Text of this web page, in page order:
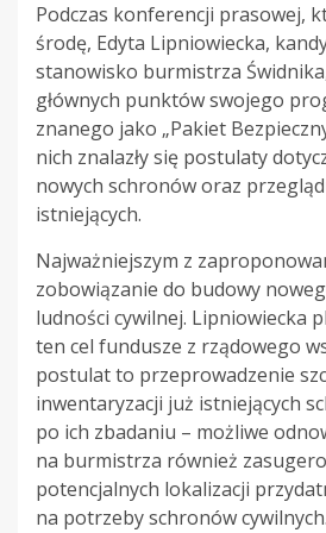
Podczas konferencji prasowej,
środę, Edyta Lipniowiecka,
stanowisko burmistrza
głównych punktów swojego
znanego jako „Pakiet
nich znalazły się postulaty
nowych schronów oraz
istniejących.
Najważniejszym z
zobowiązanie do budowy
ludności cywilnej. Lipniowiecka
ten cel fundusze z rządowego
postulat to przeprowadzenie
inwentaryzacji już istniejących
po ich zbadaniu – możliwe
na burmistrza również
potencjalnych lokalizacji
na potrzeby schronów cywilnych.